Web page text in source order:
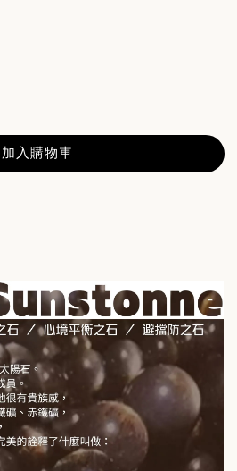
加入購物車